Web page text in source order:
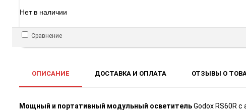
Нет в наличии
Сравнение
ОПИСАНИЕ ДОСТАВКА И ОПЛАТА ОТЗЫВЫ О
Мощный и портативный модульный осветительGodox RS60R